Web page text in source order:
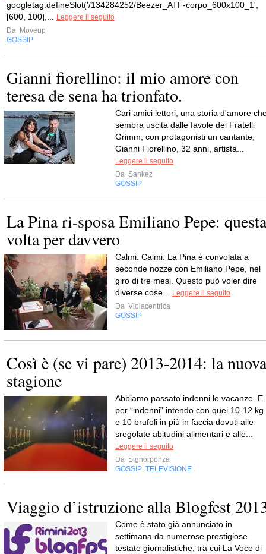
googletag.defineSlot('/134284252/Beezer_ATF-corpo_600x100_1',
[600, 100],...
Leggere il seguito
Da Moveup
GOSSIP
Gianni fiorellino: il mio amore con
teresa de sena ha trionfato.
Cari amici lettori, una storia d'amore
sembra uscita dalle favole dei Fratelli
Grimm, con protagonisti un cantante,
Gianni Fiorellino, 32 anni, artista...
Leggere il seguito
Da Sankez
GOSSIP
La Pina ri-sposa Emiliano Pepe: questa
volta per davvero
Calmi. Calmi. La Pina è convolata a
seconde nozze con Emiliano Pepe, nel
giro di tre mesi. Questo può voler dire
diverse cose ..
Leggere il seguito
Da Violacentrica
GOSSIP
Così è (se vi pare) 2013-2014: la nuova
stagione
Abbiamo passato indenni le vacanze. E
per “indenni” intendo con quei 10-12 kg
e 10 brufoli in più in faccia dovuti alle
sregolate abitudini alimentari e alle...
Leggere il seguito
Da Signorponza
GOSSIP TELEVISIONE
Viaggio d’istruzione alla Blogfest
Come è stato già annunciato in
settimana da numerose prestigiose
testate giornalistiche, tra cui La Voce di